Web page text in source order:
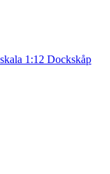
1:12 Dockskåp